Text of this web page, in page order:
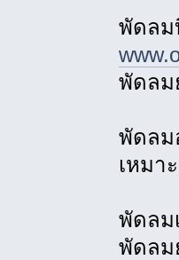
พัดล
พัดลม
พัดลม
เหมา
พัดลม
พัดลม